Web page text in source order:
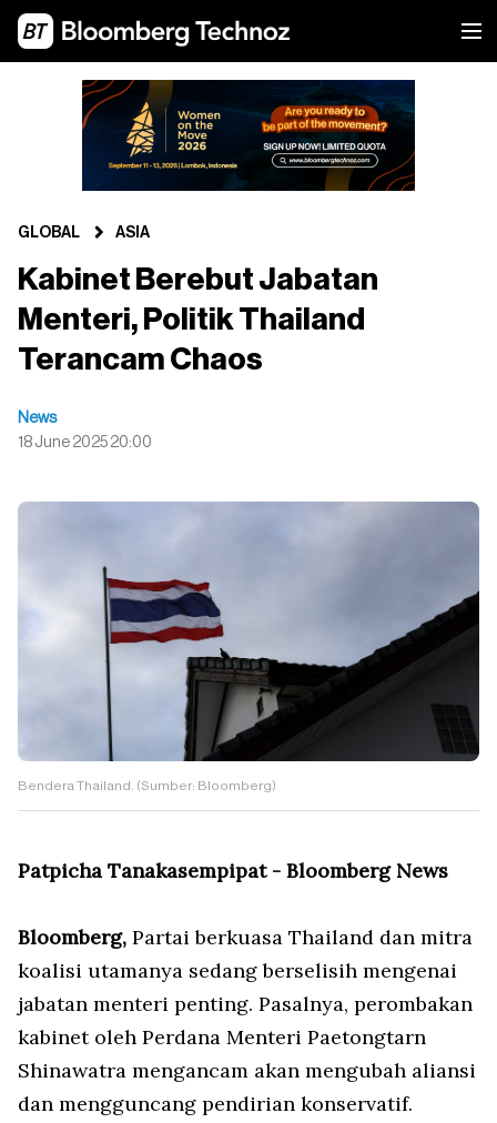
GLOBAL ASIA
Kabinet Berebut Jabatan
Menteri, Politik Thailand
Terancam Chaos
News
18 June 2025 20:00
Bendera Thailand. (Sumber: Bloomberg)
Patpicha Tanakasempipat - Bloomberg News
Bloomberg, Partai berkuasa Thailand dan mitra
koalisi utamanya sedang berselisih mengenai
jabatan menteri penting. Pasalnya, perombakan
kabinet oleh Perdana Menteri Paetongtarn
Shinawatra mengancam akan mengubah aliansi
dan mengguncang pendirian konservatif.